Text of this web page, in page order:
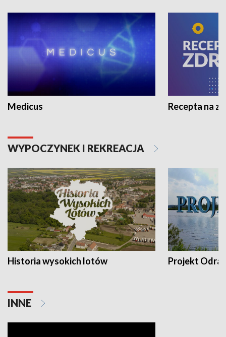
Medicus Recepta na
WYPOCZYNEK I REKREACJA
Historia wysokich lotów Projekt Odra
INNE